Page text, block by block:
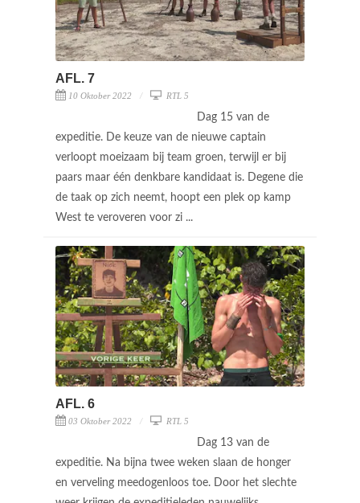
AFL. 7
10 Oktober 2022 RTL 5
Dag 15 van de
expeditie. De keuze van de nieuwe captain
verloopt moeizaam bij team groen, terwijl er bij
paars maar één denkbare kandidaat is. Degene die
de taak op zich neemt, hoopt een plek op kamp
West te veroveren voor zi ...
AFL. 6
03 Oktober 2022 RTL 5
Dag 13 van de
expeditie. Na bijna twee weken slaan de honger
en verveling meedogenloos toe. Door het slechte